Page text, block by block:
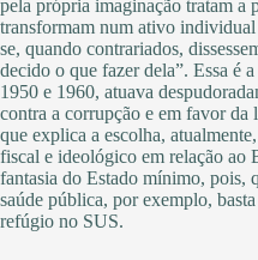
pela própria imaginação tratam a
transformam num ativo
se, quando contrariados,
decido o que fazer dela”. Essa é
1950 e 1960, atuava
contra a corrupção e em favor
que explica a escolha,
fiscal e ideológico em relação ao
fantasia do Estado mínimo, pois,
saúde pública, por exemplo,
refúgio no SUS.